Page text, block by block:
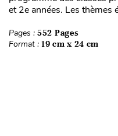
et 2e années. Les thèmes
Pages : 552 Pages
Format : 19 cm x 24 cm